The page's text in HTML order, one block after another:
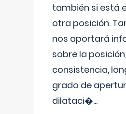
también si está
otra posición.
nos aportará
sobre la posición,
consistencia,
grado de
dilataci�...